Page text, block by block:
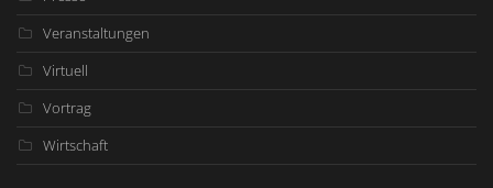
Veranstaltungen
Virtuell
Vortrag
Wirtschaft